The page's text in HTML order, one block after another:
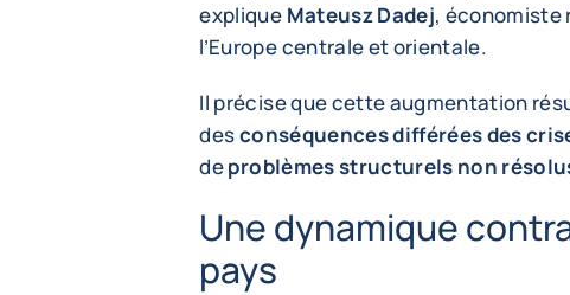
explique Mateusz Dadej, économiste
l’Europe centrale et orientale.
Il précise que cette augmentation
desconséquences différées des
deproblèmes structurels non
Une dynamique
pays